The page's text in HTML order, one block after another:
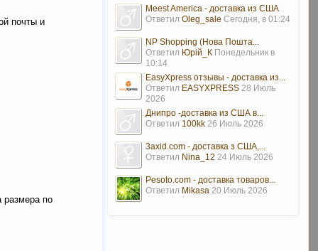
почты и
размера по
Meest America - доставка из США
Ответил Oleg_sale Сегодня, в 01:24
NP Shopping (Нова Пошта...
Ответил Юрій_К Понедельник в
10:14
EasyXpress отзывы - доставка из...
Ответил EASYXPRESS 28 Июль
2026
Днипро -доставка из США в...
Ответил 100kk 26 Июль 2026
3axid.com - доставка з США,...
Ответил Nina_12 24 Июль 2026
Pesoto.com - доставка товаров...
Ответил Mikasa 20 Июль 2026